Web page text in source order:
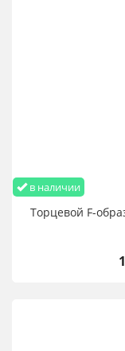
в наличии
Торцевой F-